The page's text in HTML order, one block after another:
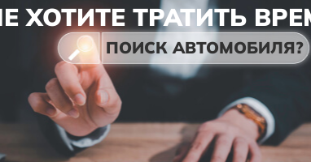
ХОТИТЕ ТРАТИТЬ
ПОИСК АВТОМОБИЛЯ?